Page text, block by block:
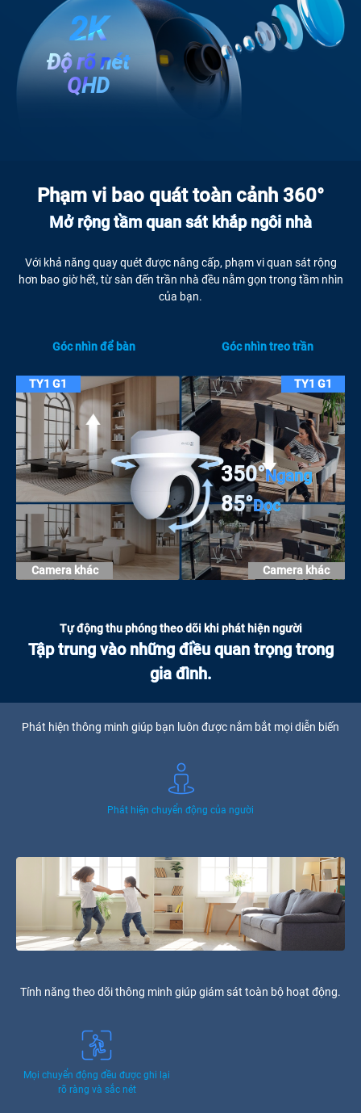
2K
Độ rõ nét
QHD
Phạm vi bao quát toàn cảnh 360°
Mở rộng tầm quan sát khắp ngôi nhà
Với khả năng quay quét được nâng cấp, phạm vi quan sát rộng
hơn bao giờ hết, từ sàn đến trần nhà đều nằm gọn trong tầm nhìn
của bạn.
Góc nhìn để bàn Góc nhìn treo trần
TY1 G1
TY1 G1
Camera khác
Camera khác
350°Ngang
85°Dọc
Tự động thu phóng theo dõi khi phát hiện người
Tập trung vào những điều quan trọng trong
gia đình.
Phát hiện thông minh giúp bạn luôn được nắm bắt mọi diễn biến
Phát hiện chuyển động của người
Tính năng theo dõi thông minh giúp giám sát toàn bộ hoạt động.
Mọi chuyển động đều được ghi lại
rõ ràng và sắc nét